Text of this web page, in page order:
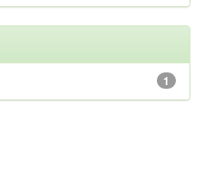
1